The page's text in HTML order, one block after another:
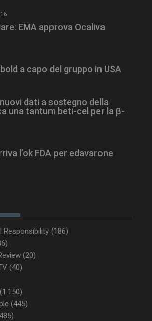
EMA approva Ocaliva
a capo del gruppo in USA
dati a sostegno della
una tantum beti-cel per la β-
l’ok FDA per edavarone
Responsibility (186)
(20)
(40)
(1.150)
(445)